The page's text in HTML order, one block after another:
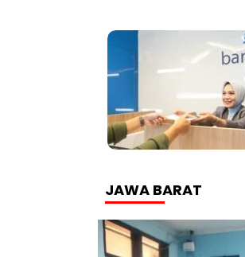
JAWA BARAT